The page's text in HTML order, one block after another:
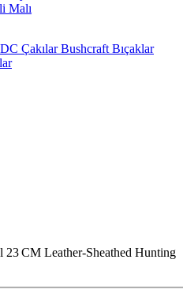
Malı
ÇakılarBushcraft Bıçaklar
23 CM Leather‑Sheathed Hunting